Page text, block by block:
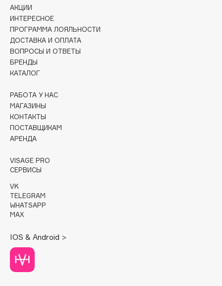
Collagenina
Consly
Corimo
CosRX
Cottolina
Crescina
Curaprox
D
d'Alba
DABO
DARLING*
Darphin
Davines
Dior
Divage
АКЦИИ
ИНТЕРЕСНОЕ
ПРОГРАММА ЛОЯЛЬНОСТИ
ДОСТАВКА И ОПЛАТА
ВОПРОСЫ И ОТВЕТЫ
БРЕНДЫ
КАТАЛОГ
РАБОТА У НАС
МАГАЗИНЫ
КОНТАКТЫ
ПОСТАВЩИКАМ
АРЕНДА
VISAGE PRO
СЕРВИСЫ
VK
TELEGRAM
WHATSAPP
MAX
IOS & Android >